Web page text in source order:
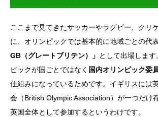
ここまで見てきたサッカーやラグビー、クリ
に、オリンピックでは基本的に地域ごとの代
GB（グレートブリテン）」 として出場しま
ピックが国ごとではなく 国内オリンピック委
仕組みになっているためです。イギリスには
会（British Olympic Association）が一つだけ
英国全体として参加するというわけです。